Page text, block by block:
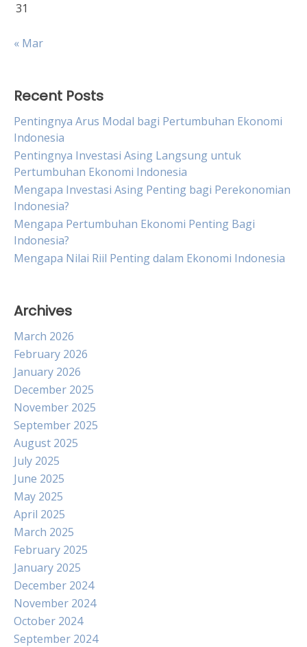
31
« Mar
Recent Posts
Pentingnya Arus Modal bagi Pertumbuhan Ekonomi
Indonesia
Pentingnya Investasi Asing Langsung untuk
Pertumbuhan Ekonomi Indonesia
Mengapa Investasi Asing Penting bagi Perekonomian
Indonesia?
Mengapa Pertumbuhan Ekonomi Penting Bagi
Indonesia?
Mengapa Nilai Riil Penting dalam Ekonomi Indonesia
Archives
March 2026
February 2026
January 2026
December 2025
November 2025
September 2025
August 2025
July 2025
June 2025
May 2025
April 2025
March 2025
February 2025
January 2025
December 2024
November 2024
October 2024
September 2024